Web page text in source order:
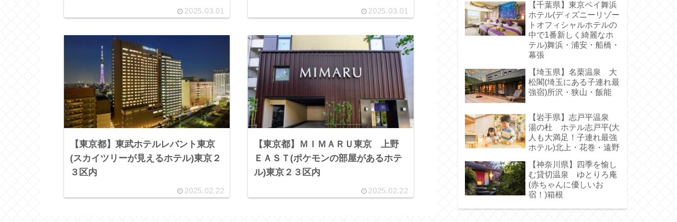
2025.03.01 2025.03.01
【東京都】東武ホテルレバント東京
(スカイツリーが見えるホテル)東京２
３区内
2025.02.22
【東京都】ＭＩＭＡＲＵ東京 上野
ＥＡＳＴ(ポケモンの部屋があるホテ
ル)東京２３区内
2025.02.22
【千葉県】東京ベイ舞浜
ホテル(ディズニーリゾー
トオフィシャルホテルの
中で1番新しく綺麗なホ
テル)舞浜・浦安・船橋・
幕張
【埼玉県】名栗温泉 大
松閣(埼玉にある子連れ最
強宿)所沢・狭山・飯能
【岩手県】志戸平温泉
湯の杜 ホテル志戸平(大
人も大満足！子連れ最強
ホテル)北上・花巻・遠野
【神奈川県】四季を愉し
む貸切温泉 ゆとりろ庵
(赤ちゃんに優しいお
宿！)箱根